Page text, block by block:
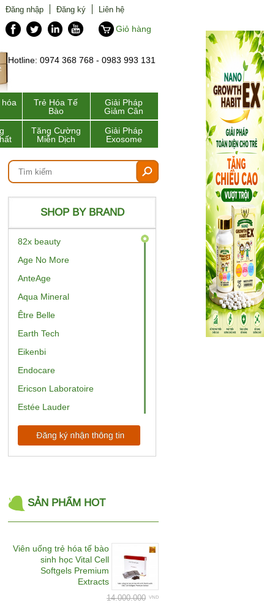
Đăng nhập Đăng ký
Liên hệ
Giỏ hàng
Hotline: 0974 368 768 - 0983 993 131
Trẻ Hóa Tế
Bào
Giải Pháp
Giảm Cân
Tăng Cường
Miễn Dịch
Giải Pháp
Exosome
SHOP BY BRAND
82x beauty
Age No More
AnteAge
Aqua Mineral
Être Belle
Earth Tech
Eikenbi
Endocare
Ericson Laboratoire
Estée Lauder
EV Princess
ExoCoBio
Bemax
Bewel
Bhmed
SẢN PHẨM HOT
Viên uống trẻ hóa tế bào
sinh học Vital Cell
Softgels Premium
Extracts
14.000.000